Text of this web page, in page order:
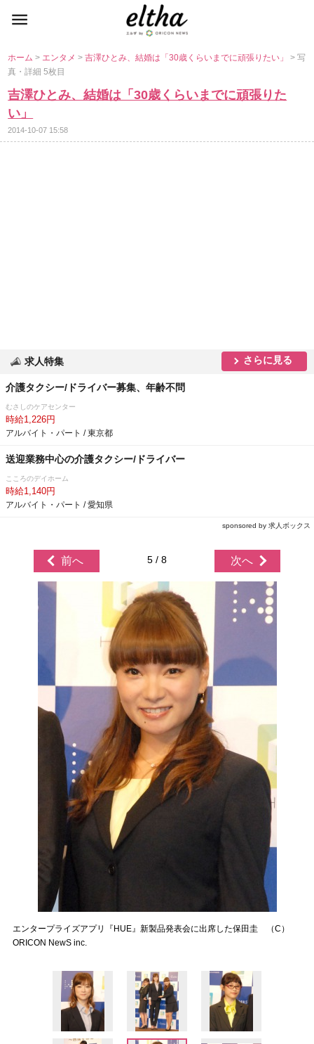
ホーム> エンタメ>吉澤ひとみ、結婚は「30歳くらいまでに頑張りたい」> 写
真・詳細 5枚目
吉澤ひとみ、結婚は「30歳くらいまでに頑張りた
い」
2014-10-07 15:58
求人特集 さらに見る
介護タクシー/ドライバー募集、年齢不問
むさしのケアセンター
時給1,226円
アルバイト・パート / 東京都
送迎業務中心の介護タクシー/ドライバー
こころのデイホーム
時給1,140円
アルバイト・パート / 愛知県
sponsored by 求人ボックス
前へ 5 / 8 次へ
エンタープライズアプリ『HUE』新製品発表会に出席した保田圭 （C）
ORICON NewS inc.